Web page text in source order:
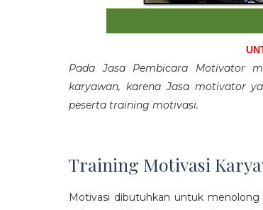
Pada Jasa Pembicara Motivator
karyawan, karena Jasa motivator
peserta training motivasi.
Training Motivasi
Motivasi dibutuhkan untuk